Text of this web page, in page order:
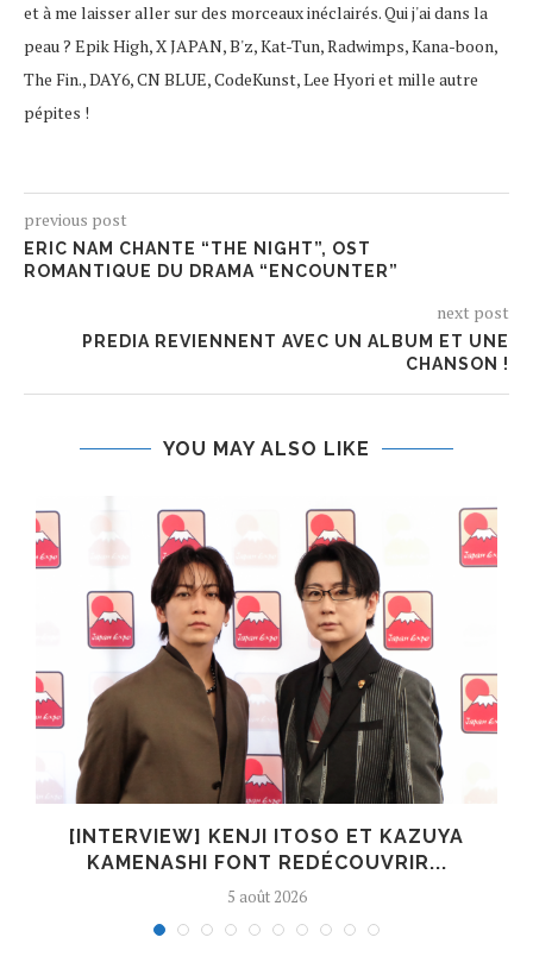
et à me laisser aller sur des morceaux inéclairés. Qui j'ai dans la
peau ? Epik High, X JAPAN, B'z, Kat-Tun, Radwimps, Kana-boon,
The Fin., DAY6, CN BLUE, CodeKunst, Lee Hyori et mille autre
pépites !
previous post
ERIC NAM CHANTE “THE NIGHT”, OST
ROMANTIQUE DU DRAMA “ENCOUNTER”
next post
PREDIA REVIENNENT AVEC UN ALBUM ET UNE
CHANSON !
YOU MAY ALSO LIKE
[INTERVIEW] KENJI ITOSO ET KAZUYA
KAMENASHI FONT REDÉCOUVRIR...
5 août 2026